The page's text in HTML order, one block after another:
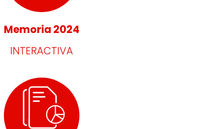
Memoria 2024
INTERACTIVA